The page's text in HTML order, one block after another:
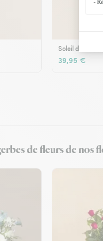
Soleil d'été
39,95 €
de fleurs de nos